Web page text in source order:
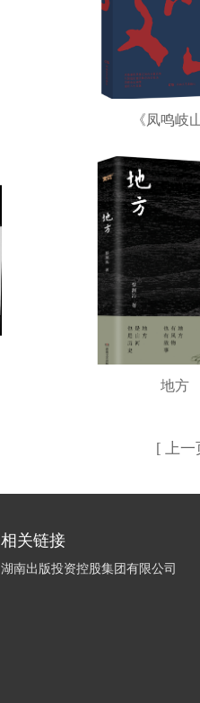
《凤鸣岐
地方
[ 上一
相关链接
湖南出版投资控股集团有限公司